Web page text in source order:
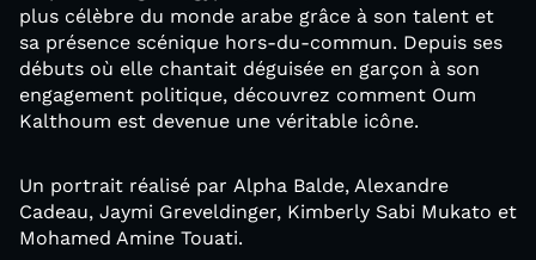
plus célèbre du monde arabe grâce à son talent et
sa présence scénique hors-du-commun. Depuis ses
débuts où elle chantait déguisée en garçon à son
engagement politique, découvrez comment Oum
Kalthoum est devenue une véritable icône.
Un portrait réalisé par Alpha Balde, Alexandre
Cadeau, Jaymi Greveldinger, Kimberly Sabi Mukato et
Mohamed Amine Touati.